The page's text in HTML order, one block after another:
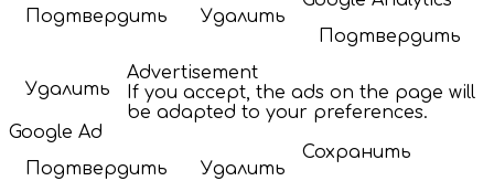
Подтвердить
Удалить
Подтвердить
Удалить
Advertisement
If you accept, the ads on the page will
be adapted to your preferences.
Google Ad
Подтвердить
Удалить
Сохранить